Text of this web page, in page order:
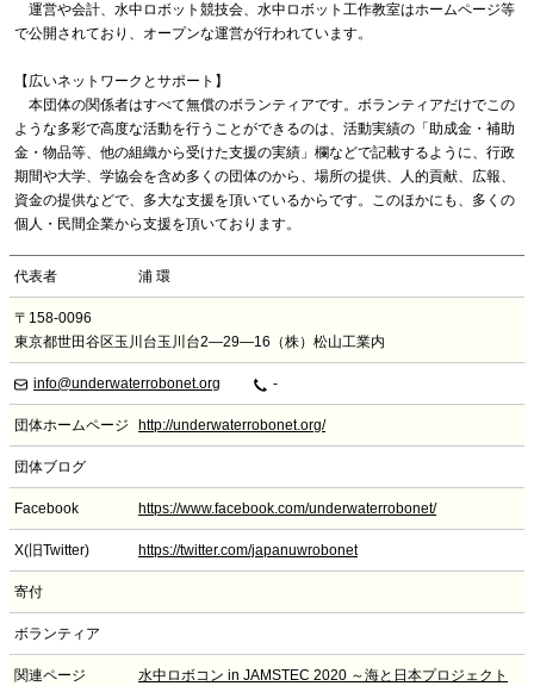
運営や会計、水中ロボット競技会、水中ロボット工作教室はホームページ等
で公開されており、オープンな運営が行われています。
【広いネットワークとサポート】
本団体の関係者はすべて無償のボランティアです。ボランティアだけでこの
ような多彩で高度な活動を行うことができるのは、活動実績の「助成金・補助
金・物品等、他の組織から受けた支援の実績」欄などで記載するように、行政
期間や大学、学協会を含め多くの団体のから、場所の提供、人的貢献、広報、
資金の提供などで、多大な支援を頂いているからです。このほかにも、多くの
個人・民間企業から支援を頂いております。
代表者 浦 環
〒158-0096
東京都世田谷区玉川台玉川台2―29―16（株）松山工業内
info@underwaterrobonet.org -
団体ホームページ http://underwaterrobonet.org/
団体ブログ
Facebook https://www.facebook.com/underwaterrobonet/
X(旧Twitter) https://twitter.com/japanuwrobonet
寄付
ボランティア
関連ページ
水中ロボコン in JAMSTEC 2020 ～海と日本プロジェクト